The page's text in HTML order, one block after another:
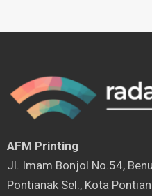
AFM Printing
⁠Jl. Imam Bonjol No.54,
Pontianak Sel., Kota